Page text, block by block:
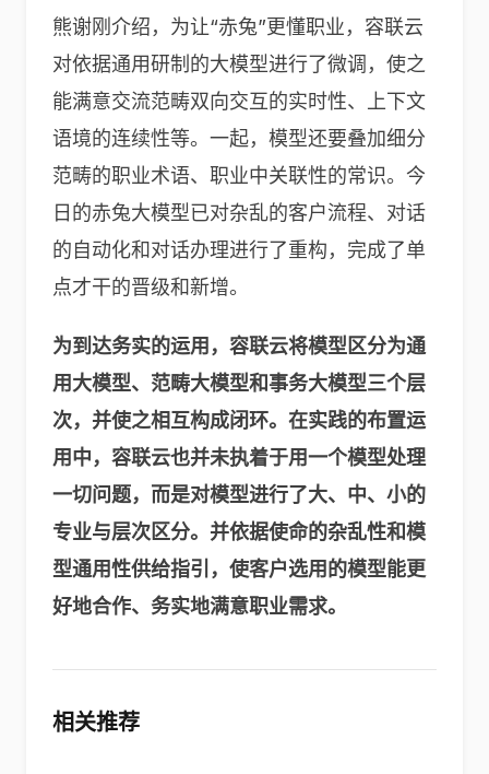
熊谢刚介绍，为让“赤兔”更懂职业，容联云
对依据通用研制的大模型进行了微调，使之
能满意交流范畴双向交互的实时性、上下文
语境的连续性等。一起，模型还要叠加细分
范畴的职业术语、职业中关联性的常识。今
日的赤兔大模型已对杂乱的客户流程、对话
的自动化和对话办理进行了重构，完成了单
点才干的晋级和新增。
为到达务实的运用，容联云将模型区分为通
用大模型、范畴大模型和事务大模型三个层
次，并使之相互构成闭环。在实践的布置运
用中，容联云也并未执着于用一个模型处理
一切问题，而是对模型进行了大、中、小的
专业与层次区分。并依据使命的杂乱性和模
型通用性供给指引 ， 使客户选用的模型能更
好地合作、务实地满意职业需求。
相关推荐